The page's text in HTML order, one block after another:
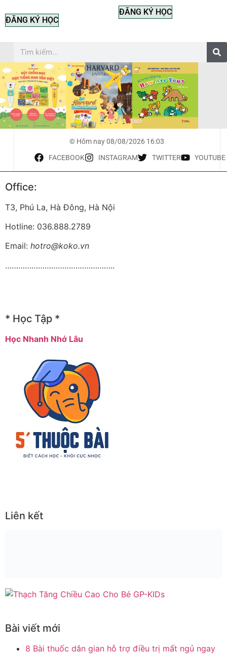
ĐĂNG KÝ HỌC
ĐĂNG KÝ HỌC
© Hôm nay 08/08/2026 16:03
FACEBOOK INSTAGRAM TWITTER YOUTUBE
Office:
T3, Phú La, Hà Đông, Hà Nội
Hotline: 036.888.2789
Email: hotro@koko.vn
…………………………………………..
* Học Tập *
Học Nhanh Nhớ Lâu
Liên kết
Bài viết mới
8 Bài thuốc dân gian hỗ trợ điều trị mất ngủ ngay